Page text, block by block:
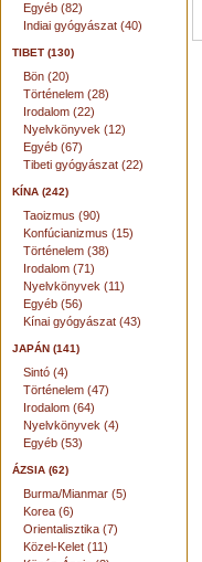
Egyéb (82)
Indiai gyógyászat (40)
TIBET (130)
Bön (20)
Történelem (28)
Irodalom (22)
Nyelvkönyvek (12)
Egyéb (67)
Tibeti gyógyászat (22)
KÍNA (242)
Taoizmus (90)
Konfúcianizmus (15)
Történelem (38)
Irodalom (71)
Nyelvkönyvek (11)
Egyéb (56)
Kínai gyógyászat (43)
JAPÁN (141)
Sintó (4)
Történelem (47)
Irodalom (64)
Nyelvkönyvek (4)
Egyéb (53)
ÁZSIA (62)
Burma/Mianmar (5)
Korea (6)
Orientalisztika (7)
Közel-Kelet (11)